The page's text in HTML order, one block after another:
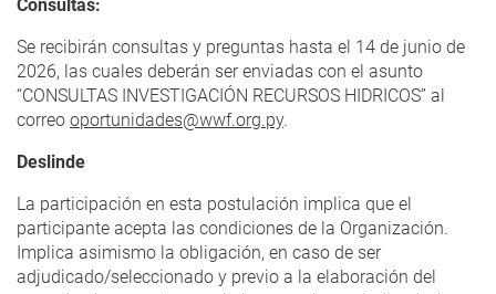
Consultas:
Se recibirán consultas y preguntas hasta el 14 de junio de
2026, las cuales deberán ser enviadas con el asunto
“CONSULTAS INVESTIGACIÓN RECURSOS HIDRICOS” al
correo oportunidades@wwf.org.py.
Deslinde
La participación en esta postulación implica que el
participante acepta las condiciones de la Organización.
Implica asimismo la obligación, en caso de ser
adjudicado/seleccionado y previo a la elaboración del